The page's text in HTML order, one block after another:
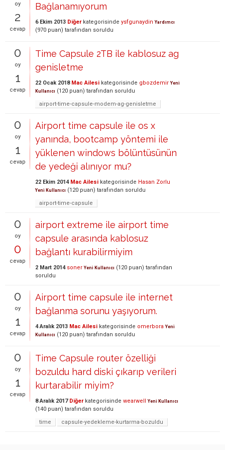
oy
2
cevap
Bağlanamıyorum
6 Ekim 2013 Diğerkategorisinde ysfgunaydin Yardımcı
(970 puan) tarafından soruldu
0
oy
1
cevap
Time Capsule 2TB ile kablosuz ag
genisletme
22 Ocak 2018 Mac Ailesi kategorisinde gbozdemir Yeni
Kullanıcı (120 puan) tarafından soruldu
airport-time-capsule-modem-ag-genisletme
0
oy
1
cevap
Airport time capsule ile os x
yanında, bootcamp yöntemi ile
yüklenen windows bölüntüsünün
de yedeği alınıyor mu?
22 Ekim 2014 Mac Ailesi kategorisinde Hasan Zorlu
Yeni Kullanıcı (120 puan) tarafından soruldu
airport-time-capsule
0
oy
0
cevap
airport extreme ile airport time
capsule arasında kablosuz
bağlantı kurabilirmiyim
2 Mart 2014 soner Yeni Kullanıcı (120 puan) tarafından
soruldu
0
oy
1
cevap
Airport time capsule ile internet
bağlanma sorunu yaşıyorum.
4 Aralık 2013 Mac Ailesi kategorisinde omerbora Yeni
Kullanıcı (120 puan) tarafından soruldu
0
oy
1
cevap
Time Capsule router özelliği
bozuldu hard diski çıkarıp verileri
kurtarabilir miyim?
8 Aralık 2017 Diğerkategorisinde wearwell Yeni Kullanıcı
(140 puan) tarafından soruldu
time
capsule-yedekleme-kurtarma-bozuldu